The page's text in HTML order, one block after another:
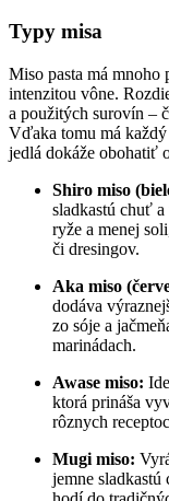
Typy misa
Miso pasta má mnoho
intenzitou vône.
a použitých surovín –
Vďaka tomu má
jedlá dokáže obohatiť
Shiro miso
sladkastú chuť
ryže a menej
či dresingov.
Aka miso
dodáva
zo sóje a
marinádach.
Awase miso:
ktorá prináša
rôznych
Mugi miso:
jemne sladkastú